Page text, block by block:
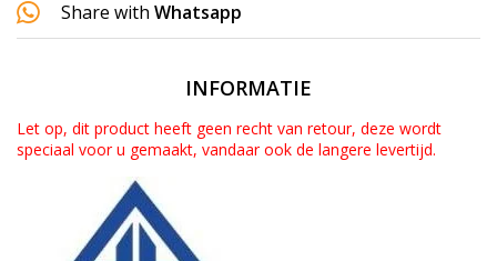
Share with Whatsapp
INFORMATIE
Let op, dit product heeft geen recht van retour, deze wordt
speciaal voor u gemaakt, vandaar ook de langere levertijd.